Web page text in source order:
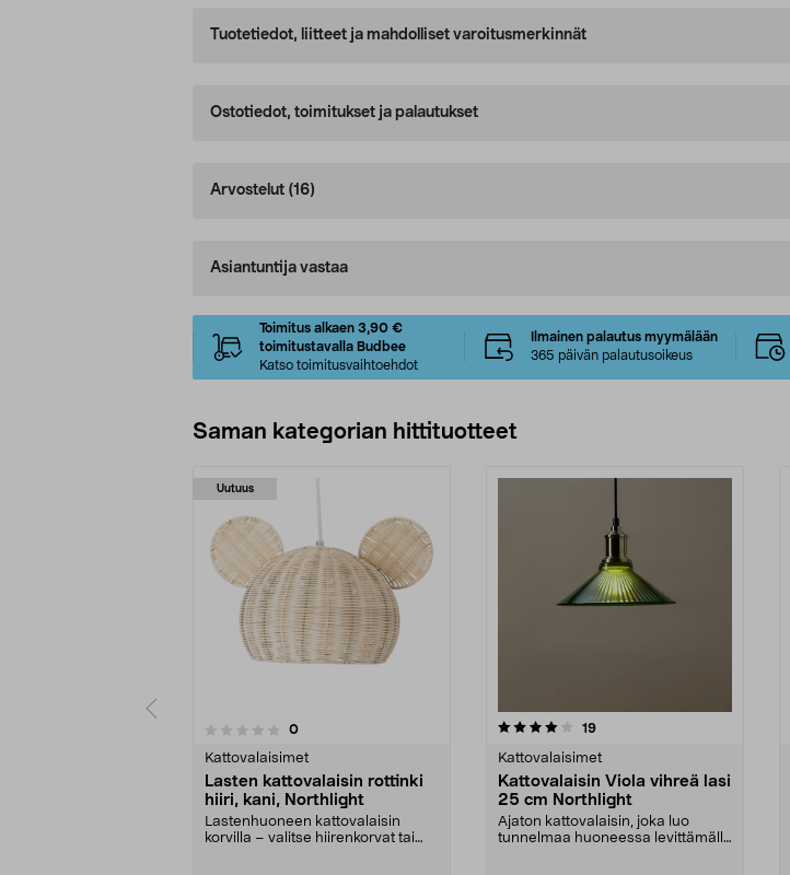
Tuotetiedot, liitteet ja mahdolliset varoitusmerkinnät
Ostotiedot, toimitukset ja palautukset
Arvostelut (16)
Asiantuntija vastaa
Toimitus alkaen 3,90 €
toimitustavalla Budbee
Katso toimitusvaihtoehdot
Ilmainen palautus myymälään
365 päivän palautusoikeus
Saman kategorian hittituotteet
Uutuus
0arvostelut
Kattovalaisimet
Lasten kattovalaisin rottinki
hiiri, kani, Northlight
Lastenhuoneen kattovalaisin
korvilla – valitse hiirenkorvat tai
4.0 viidestä
19arvostelut
Kattovalaisimet
Kattovalaisin Viola vihreä lasi
25 cm Northlight
Ajaton kattovalaisin, joka luo
tunnelmaa huoneessa levittämällä
4.5 viidestä